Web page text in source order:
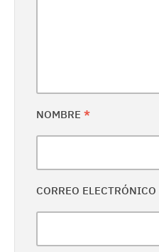
NOMBRE *
CORREO ELECTRÓNICO